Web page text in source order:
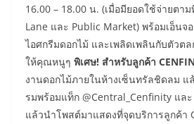
16.00 – 18.00 น. (เมื่อมียอดใช้จ่ายต
Lane และ Public Market) พร้อมเอ็น
ไอศกรีมดอกไม้ และเพลิดเพลินกับตัวต
ให้คุณหนูๆ พิเศษ! สำหรับลูกค้า
งานดอกไม้ภายในห้างเซ็นทรัลชิดลม
รมพร้อมแท็ก @Central_Cenfinity แล
แล้วนำโพสต์มาแสดงที่จุดบริการลูกค้า